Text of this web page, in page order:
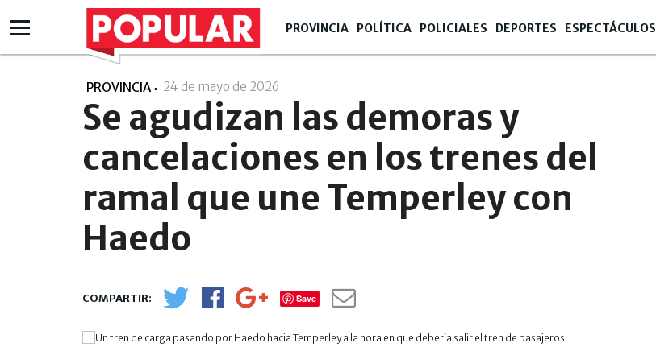
PROVINCIA POLÍTICA POLICIALES DEPORTES ESPECTÁCULOS
PROVINCIA 24 de mayo de 2026
Se agudizan las demoras y
cancelaciones en los trenes del
ramal que une Temperley con
Haedo
Save